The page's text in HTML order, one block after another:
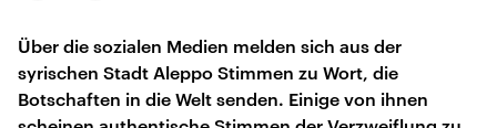
Über die sozialen Medien melden sich aus der
syrischen Stadt Aleppo Stimmen zu Wort, die
Botschaften in die Welt senden. Einige von ihnen